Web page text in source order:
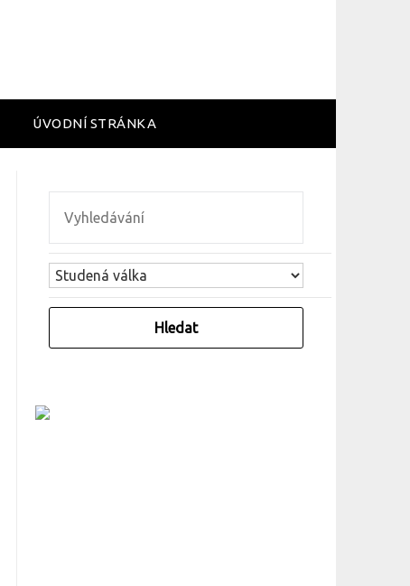
ÚVODNÍ STRÁNKA